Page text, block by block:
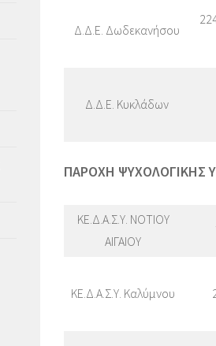
Δ.Δ.Ε. Δωδεκανήσου
Δ.Δ.Ε. Κυκλάδων
ΠΑΡΟΧΗ ΨΥΧΟΛΟΓΙΚΗΣ
ΚΕ.Δ.Α.Σ.Υ. ΝΟΤΙΟΥ
ΑΙΓΑΙΟΥ
ΚΕ.Δ.Α.Σ.Υ. Καλύμνου